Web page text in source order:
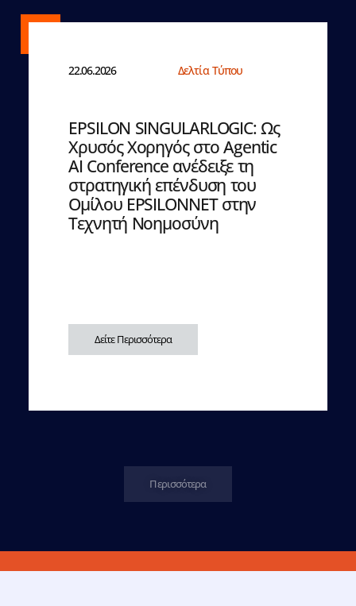
22.06.2026 Δελτία Τύπου
EPSILON SINGULARLOGIC: Ως
Χρυσός Χορηγός στο Agentic
AI Conference ανέδειξε τη
στρατηγική επένδυση του
Ομίλου EPSILONNET στην
Τεχνητή Νοημοσύνη
Δείτε Περισσότερα
Περισσότερα